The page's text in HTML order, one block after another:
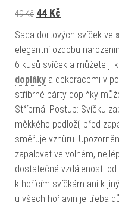
49Kč Původní cena byla:
44 Kč
Sada dortových svíček ve
elegantní ozdobu
6 kusů svíček a můžete ji
doplňky a dekoracemi v
stříbrné párty doplňky
Stříbrná. Postup: Svíčku
měkkého podloží, před
směřuje vzhůru.
zapalovat ve volném,
dostatečné vzdálenosti
k hořícím svíčkám ani k
u všech hořlavin je třeba